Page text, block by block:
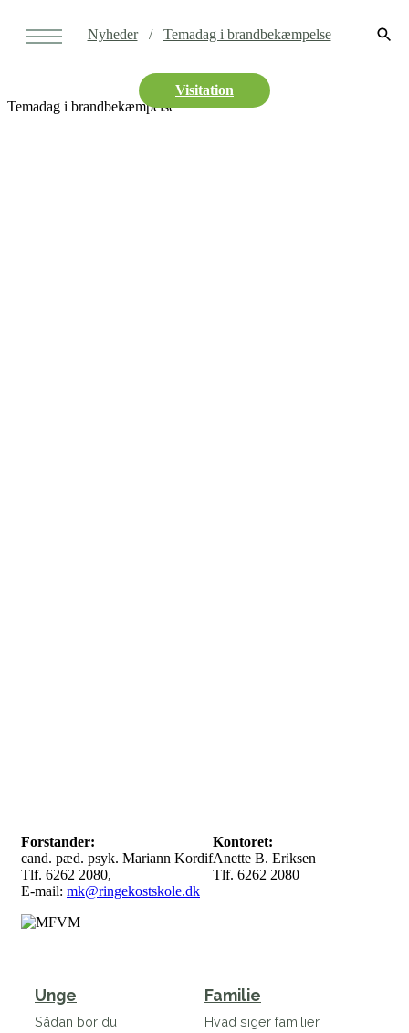
Nyheder Temadag i brandbekæmpelse
Visitation
Temadag i brandbekæmpelse
Forstander:
cand. pæd. psyk. Mariann Kordif
Tlf. 6262 2080,
E-mail: mk@ringekostskole.dk
Kontoret:
Anette B. Eriksen
Tlf. 6262 2080
Unge
Sådan bor du
Familie
Hvad siger familier